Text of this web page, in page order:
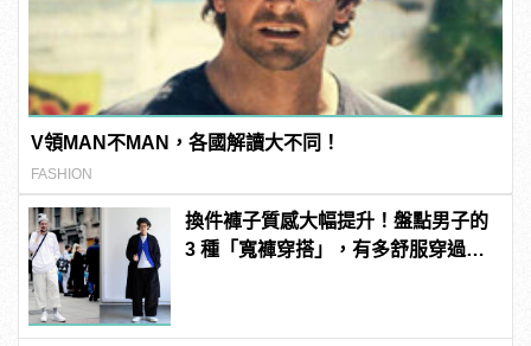
V領MAN不MAN，各國解讀大不同！
FASHION
換件褲子質感大幅提升！盤點男子的
3 種「寬褲穿搭」，有多舒服穿過就